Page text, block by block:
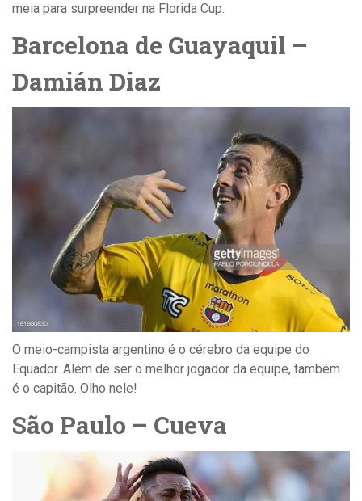
meia para surpreender na Florida Cup.
Barcelona de Guayaquil –
Damián Diaz
O meio-campista argentino é o cérebro da equipe do
Equador. Além de ser o melhor jogador da equipe, também
é o capitão. Olho nele!
São Paulo – Cueva